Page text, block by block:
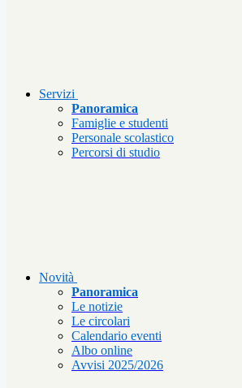
Servizi
Panoramica
Famiglie e studenti
Personale scolastico
Percorsi di studio
Novità
Panoramica
Le notizie
Le circolari
Calendario eventi
Albo online
Avvisi 2025/2026